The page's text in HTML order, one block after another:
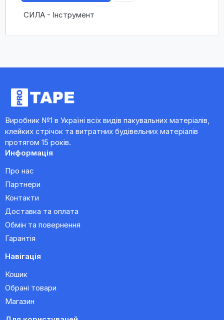
СИЛА - Інструмент
Виробник №1 в Україні всіх видів пакувальних матеріалів,
клейких стрічок та витратних будівельних матеріалів
протягом 15 років.
Информація
Про нас
Партнери
Контакти
Доставка та оплата
Обмін та повернення
Гарантія
Навігація
Кошик
Обрані товари
Магазин